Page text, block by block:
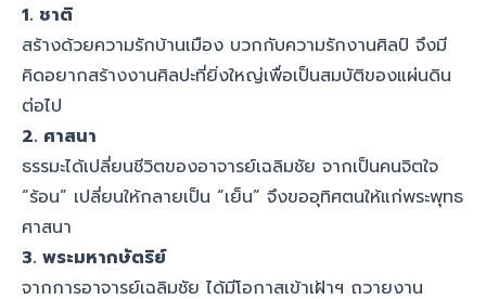
1. ชาติ
สร้างด้วยความรักบ้านเมือง บวกกับความรักงานศิลป์ จึงมี
คิดอยากสร้างงานศิลปะที่ยิ่งใหญ่เพื่อเป็นสมบัติของแผ่นดิน
ต่อไป
2. ศาสนา
ธรรมะได้เปลี่ยนชีวิตของอาจารย์เฉลิมชัย จากเป็นคนจิตใจ
“ร้อน” เปลี่ยนให้กลายเป็น “เย็น” จึงขออุทิศตนให้แก่พระพุทธ
ศาสนา
3. พระมหากษัตริย์
จากการอาจารย์เฉลิมชัย ได้มีโอกาสเข้าเฝ้าฯ ถวายงาน